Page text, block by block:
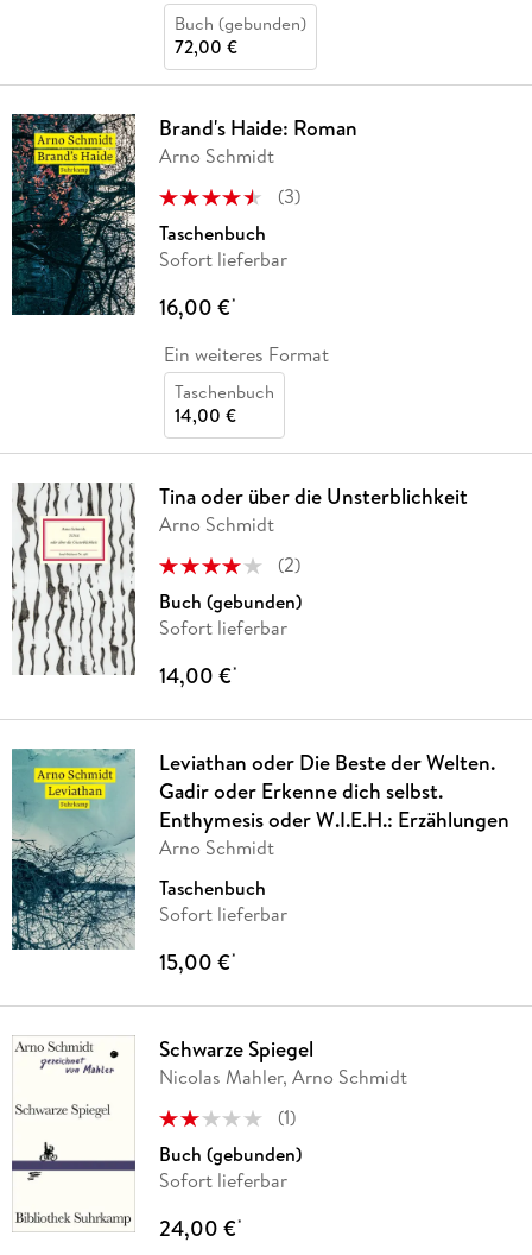
Buch (gebunden)
72,00 €
Brand's Haide: Roman
Arno Schmidt
(3)
Taschenbuch
Sofort lieferbar
16,00 €*
Ein weiteres Format
Taschenbuch
14,00 €
Tina oder über die Unsterblichkeit
Arno Schmidt
(2)
Buch (gebunden)
Sofort lieferbar
14,00 €*
Leviathan oder Die Beste der Welten.
Gadir oder Erkenne dich selbst.
Enthymesis oder W.I.E.H.: Erzählungen
Arno Schmidt
Taschenbuch
Sofort lieferbar
15,00 €*
Schwarze Spiegel
Nicolas Mahler, Arno Schmidt
(1)
Buch (gebunden)
Sofort lieferbar
24,00 €*